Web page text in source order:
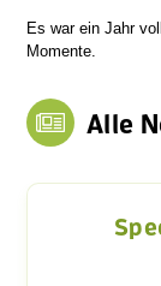
Es war ein Jahr
Momente.
Alle